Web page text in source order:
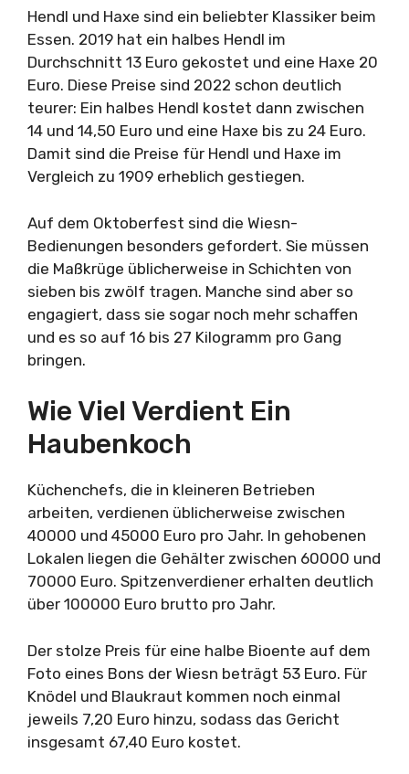
Hendl und Haxe sind ein beliebter Klassiker beim
Essen. 2019 hat ein halbes Hendl im
Durchschnitt 13 Euro gekostet und eine Haxe 20
Euro. Diese Preise sind 2022 schon deutlich
teurer: Ein halbes Hendl kostet dann zwischen
14 und 14,50 Euro und eine Haxe bis zu 24 Euro.
Damit sind die Preise für Hendl und Haxe im
Vergleich zu 1909 erheblich gestiegen.
Auf dem Oktoberfest sind die Wiesn-
Bedienungen besonders gefordert. Sie müssen
die Maßkrüge üblicherweise in Schichten von
sieben bis zwölf tragen. Manche sind aber so
engagiert, dass sie sogar noch mehr schaffen
und es so auf 16 bis 27 Kilogramm pro Gang
bringen.
Wie Viel Verdient Ein
Haubenkoch
Küchenchefs, die in kleineren Betrieben
arbeiten, verdienen üblicherweise zwischen
40000 und 45000 Euro pro Jahr. In gehobenen
Lokalen liegen die Gehälter zwischen 60000 und
70000 Euro. Spitzenverdiener erhalten deutlich
über 100000 Euro brutto pro Jahr.
Der stolze Preis für eine halbe Bioente auf dem
Foto eines Bons der Wiesn beträgt 53 Euro. Für
Knödel und Blaukraut kommen noch einmal
jeweils 7,20 Euro hinzu, sodass das Gericht
insgesamt 67,40 Euro kostet.